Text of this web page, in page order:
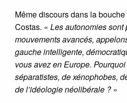
Même discours dans la
Costas. « Les autonomies sont
mouvements avancés,
gauche intelligente,
vous avez en Europe.
séparatistes, de xénophobes,
de l’idéologie néolibérale ?»